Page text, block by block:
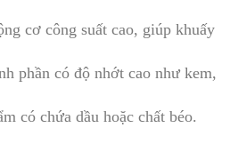
cơ công suất cao, giúp khuấy
phần có độ nhớt cao như kem,
có chứa dầu hoặc chất béo.